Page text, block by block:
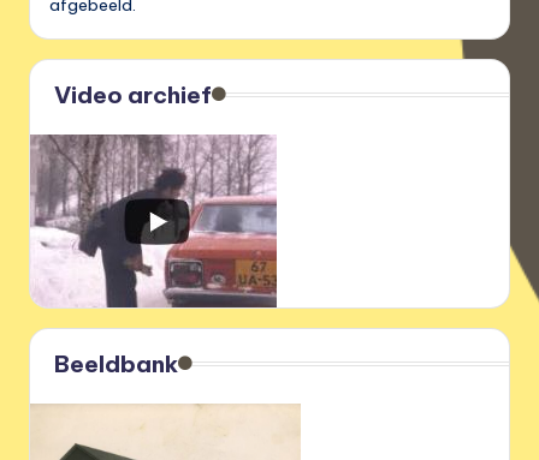
afgebeeld.
Video archief
Beeldbank